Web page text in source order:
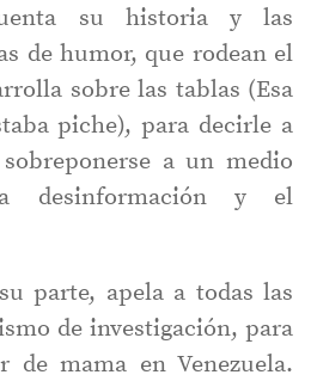
su historia y las
de humor, que rodean el
sobre las tablas (Esa
piche), para decirle a
a un medio
desinformación y el
parte, apela a todas las
de investigación, para
de mama en Venezuela.